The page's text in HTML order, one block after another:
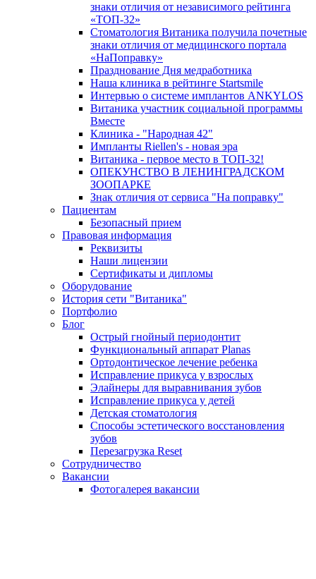
знаки отличия от независимого рейтинга
«ТОП-32»
Стоматология Витаника получила почетные
знаки отличия от медицинского портала
«НаПоправку»
Празднование Дня медработника
Наша клиника в рейтинге Startsmile
Интервью о системе имплантов ANKYLOS
Витаника участник социальной программы
Вместе
Клиника - "Народная 42"
Импланты Riellen's - новая эра
Витаника - первое место в ТОП-32!
ОПЕКУНСТВО В ЛЕНИНГРАДСКОМ
ЗООПАРКЕ
Знак отличия от сервиса "На поправку"
Пациентам
Безопасный прием
Правовая информация
Реквизиты
Наши лицензии
Сертификаты и дипломы
Оборудование
История сети "Витаника"
Портфолио
Блог
Острый гнойный периодонтит
Функциональный аппарат Planas
Ортодонтическое лечение ребенка
Исправление прикуса у взрослых
Элайнеры для выравнивания зубов
Исправление прикуса у детей
Детская стоматология
Способы эстетического восстановления
зубов
Перезагрузка Reset
Сотрудничество
Вакансии
Фотогалерея вакансии